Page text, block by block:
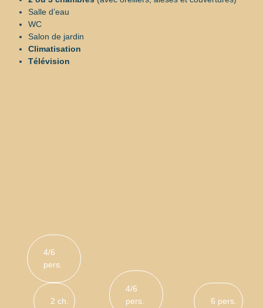
Salle d’eau
WC
Salon de jardin
Climatisation
Télévision
4/6
pers.
2 ch.
4/6
pers.
6 pers.